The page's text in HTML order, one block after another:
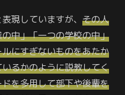
現していますが、 その人
中」「一つの学校の中」
にすぎないものをあたか
るかのように説教してく
を多用して部下や後輩を